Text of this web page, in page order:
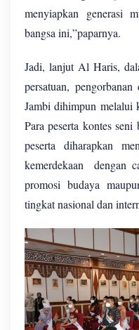
menyiapkan generasi
bangsa ini,”paparnya.
Jadi, lanjut Al Haris,
persatuan,
Jambi dihimpun melalui
Para peserta kontes
peserta diharapkan
kemerdekaan
dengan
promosi budaya
tingkat nasional dan